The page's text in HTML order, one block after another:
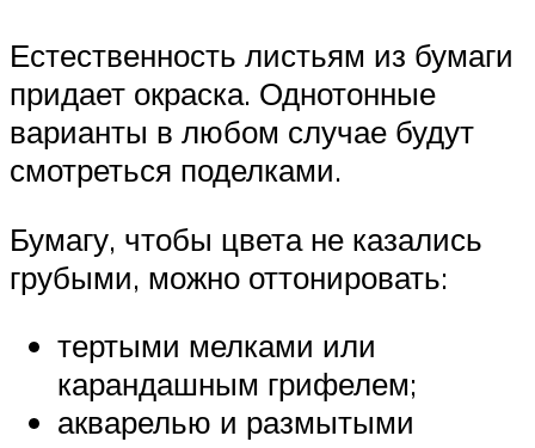
Естественность листьям из бумаги
придает окраска. Однотонные
варианты в любом случае будут
смотреться поделками.
Бумагу, чтобы цвета не казались
грубыми, можно оттонировать:
тертыми мелками или
карандашным грифелем;
акварелью и размытыми